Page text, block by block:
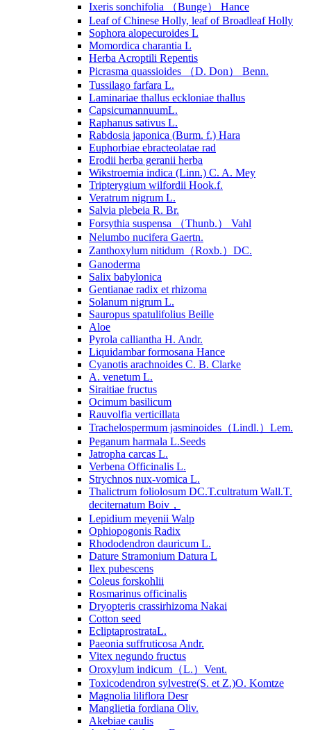
Ixeris sonchifolia （Bunge） Hance
Leaf of Chinese Holly, leaf of Broadleaf Holly
Sophora alopecuroides L
Momordica charantia L
Herba Acroptili Repentis
Picrasma quassioides （D. Don） Benn.
Tussilago farfara L.
Laminariae thallus eckloniae thallus
CapsicumannuumL.
Raphanus sativus L.
Rabdosia japonica (Burm. f.) Hara
Euphorbiae ebracteolatae rad
Erodii herba geranii herba
Wikstroemia indica (Linn.) C. A. Mey
Tripterygium wilfordii Hook.f.
Veratrum nigrum L.
Salvia plebeia R. Br.
Forsythia suspensa （Thunb.） Vahl
Nelumbo nucifera Gaertn.
Zanthoxylum nitidum（Roxb.）DC.
Ganoderma
Salix babylonica
Gentianae radix et rhizoma
Solanum nigrum L.
Sauropus spatulifolius Beille
Aloe
Pyrola calliantha H. Andr.
Liquidambar formosana Hance
Cyanotis arachnoides C. B. Clarke
A. venetum L.
Siraitiae fructus
Ocimum basilicum
Rauvolfia verticillata
Trachelospermum jasminoides（Lindl.）Lem.
Peganum harmala L.Seeds
Jatropha carcas L.
Verbena Officinalis L.
Strychnos nux-vomica L.
Thalictrum foliolosum DC.T.cultratum Wall.T.
deciternatum Boiv，
Lepidium meyenii Walp
Ophiopogonis Radix
Rhododendron dauricum L.
Dature Stramonium Datura L
Ilex pubescens
Coleus forskohlii
Rosmarinus officinalis
Dryopteris crassirhizoma Nakai
Cotton seed
EcliptaprostrataL.
Paeonia suffruticosa Andr.
Vitex negundo fructus
Oroxylum indicum（L.）Vent.
Toxicodendron sylvestre(S. et Z.)O. Komtze
Magnolia liliflora Desr
Manglietia fordiana Oliv.
Akebiae caulis